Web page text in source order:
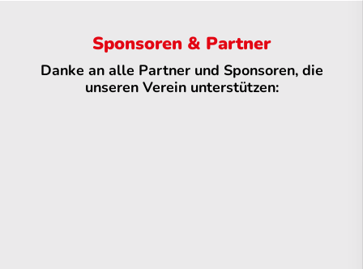
Sponsoren & Partner
Danke an alle Partner und Sponsoren, die
unseren Verein unterstützen: